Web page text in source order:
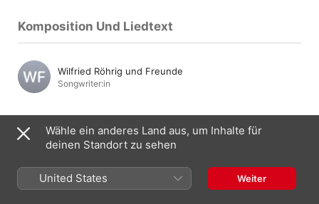
Komposition Und Liedtext
Wilfried Röhrig und Freunde
Songwriter:in
Mehr von Wilfried Röhrig und Freunde
Wähle ein anderes Land aus, um Inhalte für
deinen Standort zu sehen
United States Weiter